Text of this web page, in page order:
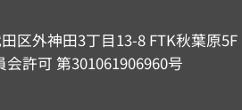
区外神田3丁目13-8 FTK秋葉原5F
許可 第301061906960号